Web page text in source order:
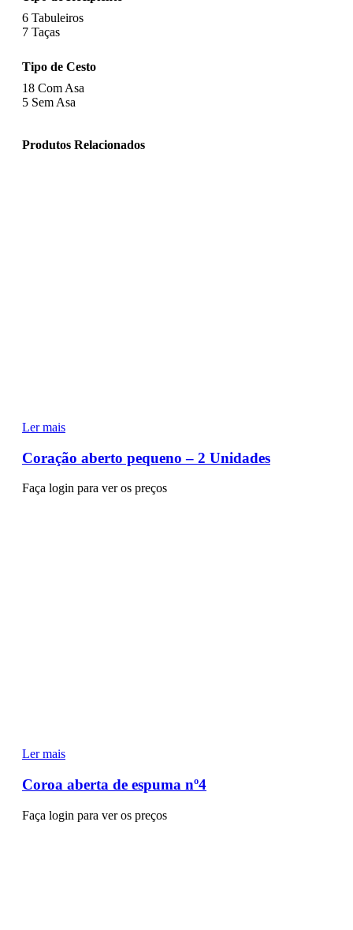
6 Tabuleiros
7 Taças
Tipo de Cesto
18 Com Asa
5 Sem Asa
Produtos Relacionados
Ler mais
Coração aberto pequeno – 2 Unidades
Faça login para ver os preços
Ler mais
Coroa aberta de espuma nº4
Faça login para ver os preços